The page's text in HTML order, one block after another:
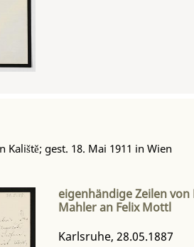
Kaliště; gest. 18. Mai 1911 in Wien
eigenhändige Zeilen
Mahler an Felix Mottl
Karlsruhe, 28.05.1887